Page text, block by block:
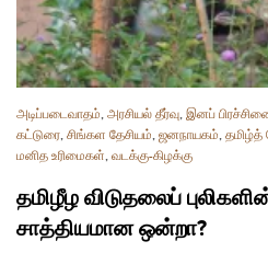
அடிப்படைவாதம், அரசியல் தீர்வு, இனப்
கட்டுரை, சிங்கள தேசியம், ஜனநாயகம், தமிழ்த்
மனித உரிமைகள், வடக்கு-கிழக்கு
தமிழீழ விடுதலைப்
சாத்தியமான ஒன்றா?